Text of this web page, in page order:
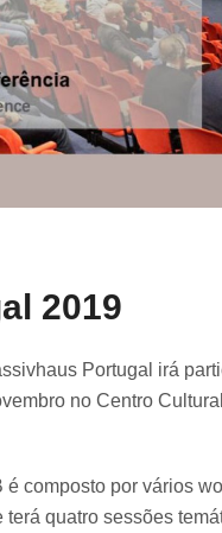
2019
Portugal irá
no Centro
composto por vários
quatro sessões